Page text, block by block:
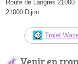
Route de Langres 21000
21000 Dijon
Trajet
Venir en